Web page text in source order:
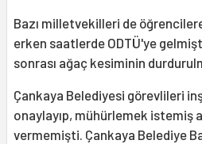
Bazı milletvekilleri de
erken saatlerde ODTÜ'ye
sonrası ağaç kesiminin
Çankaya Belediyesi görevlileri
onaylayıp, mühürlemek istemiş
vermemişti. Çankaya Belediye